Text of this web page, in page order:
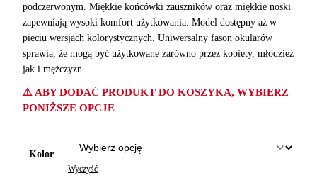
podczerwonym. Miękkie końcówki zauszników oraz miękkie noski
zapewniają wysoki komfort użytkowania. Model dostępny aż w
pięciu wersjach kolorystycznych. Uniwersalny fason okularów
sprawia, że mogą być użytkowane zarówno przez kobiety, młodzież
jak i mężczyzn.
⚠️ ABY DODAĆ PRODUKT DO KOSZYKA, WYBIERZ
PONIŻSZE OPCJE
Kolor
Wyczyść